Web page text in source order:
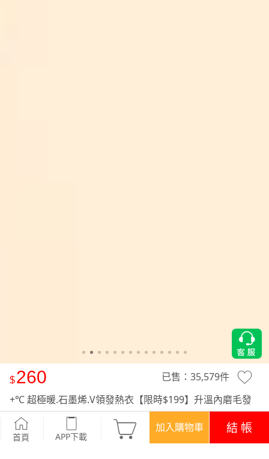
首頁 APP下載
加入購物車 結 帳
260 已售： 35,579件
+℃ 超極暖.石墨烯.V領發熱衣【限時$199】升溫內磨毛發
熱衣